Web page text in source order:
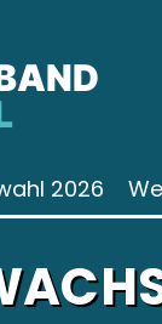
2026